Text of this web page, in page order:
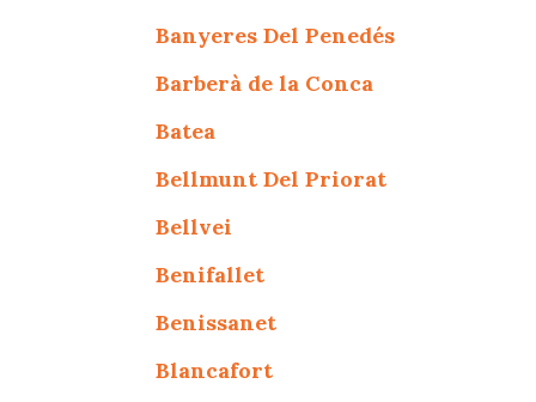
Banyeres Del Penedés
Barberà de la Conca
Batea
Bellmunt Del Priorat
Bellvei
Benifallet
Benissanet
Blancafort